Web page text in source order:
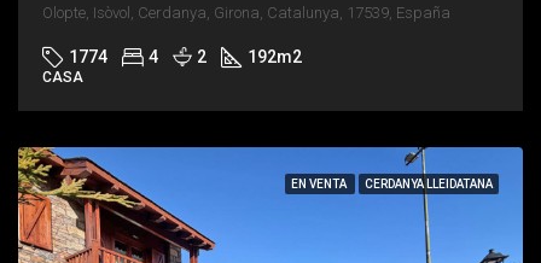
Olopte, Isòvol, Cerdanya, Girona, Catalunya, 17539, España
1774 4 2 192m2
CASA
EN VENTA CERDANYA LLEIDATANA